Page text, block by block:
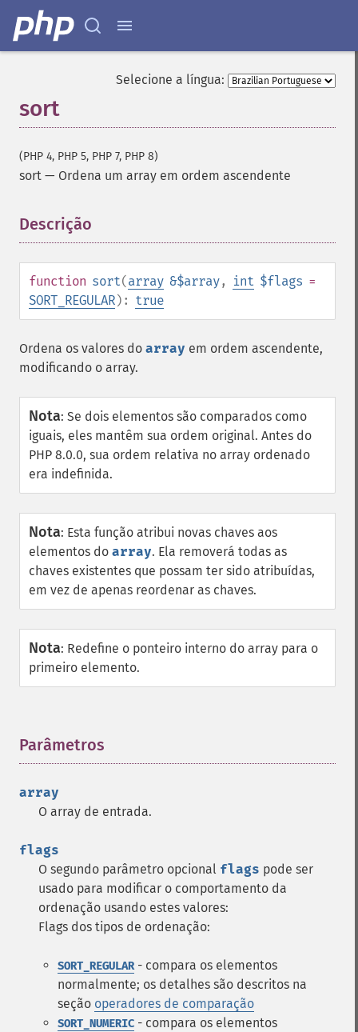
Selecione a língua:
sort
(PHP 4, PHP 5, PHP 7, PHP 8)
sort — Ordena um array em ordem ascendente
Descrição
function sort(array &$array, int $flags =
SORT_REGULAR): true
Ordena os valores do array em ordem ascendente,
modificando o array.
Nota: Se dois elementos são comparados como
iguais, eles mantêm sua ordem original. Antes do
PHP 8.0.0, sua ordem relativa no array ordenado
era indefinida.
Nota: Esta função atribui novas chaves aos
elementos do array. Ela removerá todas as
chaves existentes que possam ter sido atribuídas,
em vez de apenas reordenar as chaves.
Nota: Redefine o ponteiro interno do array para o
primeiro elemento.
Parâmetros
array
O array de entrada.
flags
O segundo parâmetro opcional flags pode ser
usado para modificar o comportamento da
ordenação usando estes valores:
Flags dos tipos de ordenação:
SORT_REGULAR- compara os elementos
normalmente; os detalhes são descritos na
seção operadores de comparação
SORT_NUMERIC - compara os elementos